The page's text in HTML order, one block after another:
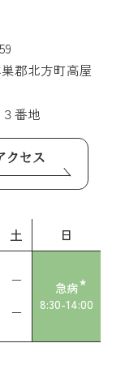
郡北方町高屋
番地
クセス
土 日
急病
8:30-14:00